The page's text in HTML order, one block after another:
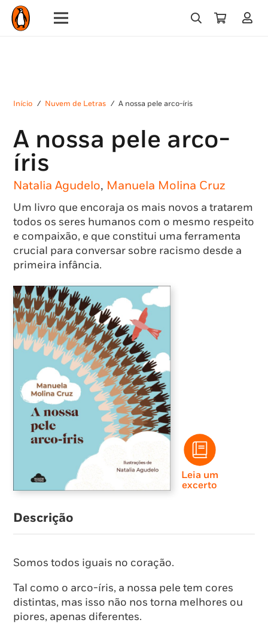
Início / Nuvem de Letras / A nossa pele arco-íris
A nossa pele arco-
íris
Natalia Agudelo, Manuela Molina Cruz
Um livro que encoraja os mais novos a tratarem
todos os seres humanos com o mesmo respeito
e compaixão, e que constitui uma ferramenta
crucial para conversar sobre racismo desde a
primeira infância.
Leia um
excerto
Descrição
Somos todos iguais no coração.
Tal como o arco-íris, a nossa pele tem cores
distintas, mas isso não nos torna melhores ou
piores, apenas diferentes.